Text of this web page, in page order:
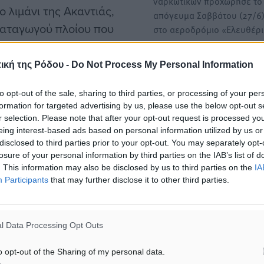
της Ρόδου - Do Not Process My Personal Information
opt-out of the sale, sharing to third parties, or processing of your
for targeted advertising by us, please use the below opt-out
selection. Please note that after your opt-out request is processed
interest-based ads based on personal information utilized by us
to third parties prior to your opt-out. You may separately
of your personal information by third parties on the IAB’s list of
This information may also be disclosed by us to third parties on the
Participants that may further disclose it to other third parties.
Data Processing Opt Outs
opt-out of the Sharing of my personal data.
της Ακαντιάς,
πλοίου που
αστυνομικών
Ομάδας
του Κεντρικού
με το συγκεκριμένο
χώρο, όπου του
μαζί του. Η απάντηση που
έδωσαν, ωστόσο,
απόγευμα Σαββάτου (27/6)
στο αεροδρόμιο
Με 1,3 κιλά κοκαΐνης στα
εντοπίστηκε στο λιμάνι
Προσωρινά κρατούμενος
οδηγείται 19χρονος για την
καβάτζα του Αρχαγγέλου •
59χρονος…
Φορτίο 18 κιλών skunk με
Ένα φορτίο που, σύμφωνα
κατηγορία, δεν θα έμενε